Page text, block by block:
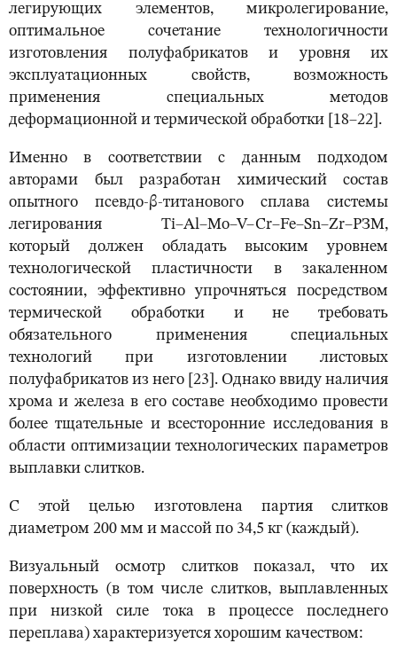
легирующих элементов, микролегирование,
оптимальное сочетание технологичности
изготовления полуфабрикатов и уровня их
эксплуатационных свойств, возможность
применения специальных методов
деформационной и термической обработки [18–22].
Именно в соответствии с данным подходом
авторами был разработан химический состав
опытного псевдо-β-титанового сплава системы
легирования Ti–Al–Mo–V–Cr–Fe–Sn–Zr–РЗМ,
который должен обладать высоким уровнем
технологической пластичности в закаленном
состоянии, эффективно упрочняться посредством
термической обработки и не требовать
обязательного применения специальных
технологий при изготовлении листовых
полуфабрикатов из него [23]. Однако ввиду наличия
хрома и железа в его составе необходимо провести
более тщательные и всесторонние исследования в
области оптимизации технологических параметров
выплавки слитков.
С этой целью изготовлена партия слитков
диаметром 200 мм и массой по 34,5 кг (каждый).
Визуальный осмотр слитков показал, что их
поверхность (в том числе слитков, выплавленных
при низкой силе тока в процессе последнего
переплава) характеризуется хорошим качеством: